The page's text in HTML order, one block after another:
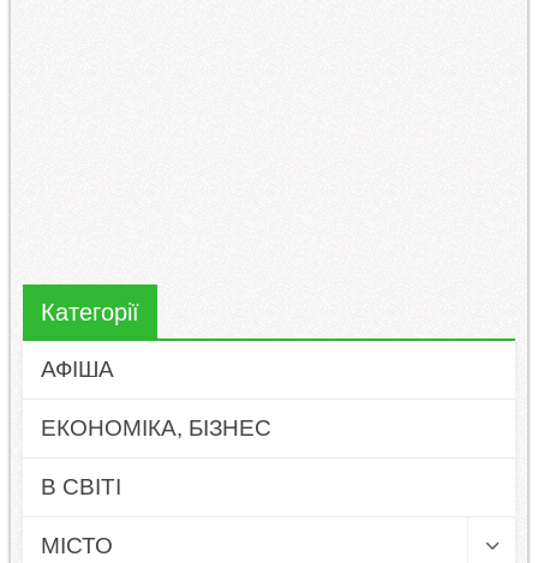
Категорії
АФІША
ЕКОНОМІКА, БІЗНЕС
В СВІТІ
МІСТО